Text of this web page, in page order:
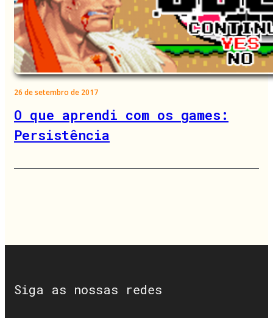
26 de setembro de 2017
O que aprendi com os games:
Persistência
Siga as nossas redes